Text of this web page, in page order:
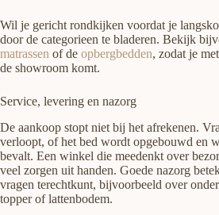
Wil je gericht rondkijken voordat je
door de categorieen te bladeren. Bekijk
matrassen of de opbergbedden, zodat je
de showroom komt.
Service, levering en nazorg
De aankoop stopt niet bij het afrekenen.
verloopt, of het bed wordt opgebouwd en
bevalt. Een winkel die meedenkt over
veel zorgen uit handen. Goede nazorg
vragen terechtkunt, bijvoorbeeld over
topper of lattenbodem.